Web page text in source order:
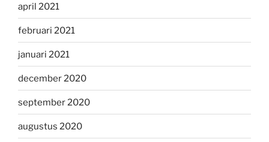
april 2021
februari 2021
januari 2021
december 2020
september 2020
augustus 2020